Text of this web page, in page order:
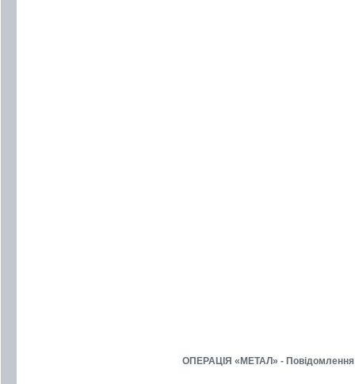
ОПЕРАЦІЯ «МЕТАЛ» - Повідомлення